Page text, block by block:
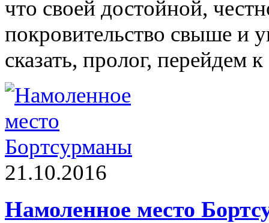
что своей достойной,
покровительство свыше и
сказать, пролог, перейдем
21.10.2016
Намоленное место